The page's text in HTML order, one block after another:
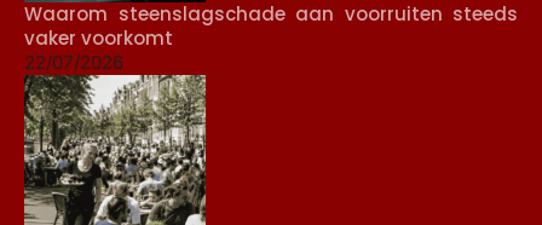
Waarom steenslagschade aan voorruiten steeds
vaker voorkomt
22/07/2026